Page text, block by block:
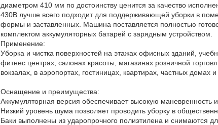
диаметром 410 мм по достоинству ценится за качество
430B лучше всего подходит для поддерживающей уборки в
формы и заставленных. Машина поставляется полностью
комплектом аккумуляторных батарей с зарядным устройством.
Применение:
Уборка и чистка поверхностей на этажах офисных зданий,
фитнес центрах, салонах красоты, магазинах розничной
вокзалах, в аэропортах, гостиницах, квартирах, частных домах и
Оснащение и преимущества:
Аккумуляторная версия обеспечивает высокую маневренность
Низкий уровень шума позволяет проводить уборку в
Баки выполнены из ударопрочного полиэтилена и снимаются